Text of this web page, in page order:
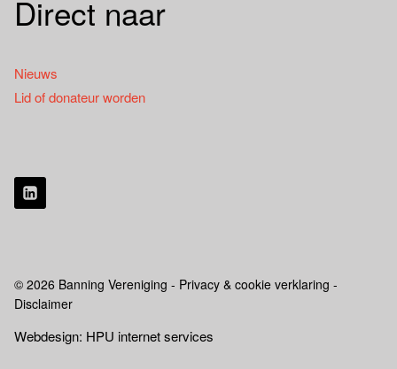
Direct naar
Nieuws
Lid of donateur worden
© 2026 Banning Vereniging - Privacy & cookie verklaring -
Disclaimer
Webdesign: HPU internet services